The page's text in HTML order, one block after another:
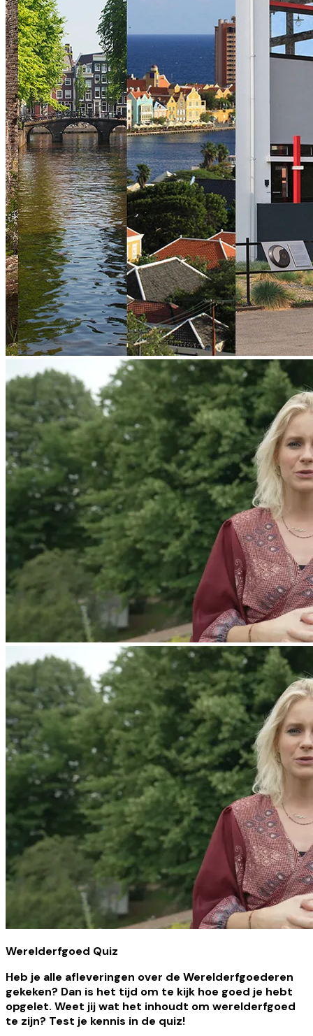
Werelderfgoed Quiz
Heb je alle afleveringen over de Werelderfgoederen
gekeken? Dan is het tijd om te kijk hoe goed je hebt
opgelet. Weet jij wat het inhoudt om werelderfgoed
te zijn? Test je kennis in de quiz!